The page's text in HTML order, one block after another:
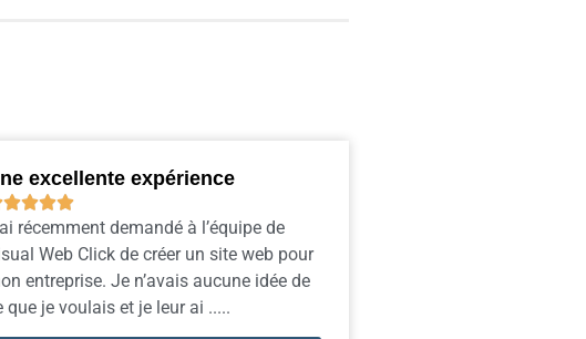
excellente expérience

récemment demandé à l’équipe de
Web Click de créer un site web pour
entreprise. Je n’avais aucune idée de
que je voulais et je leur ai .....